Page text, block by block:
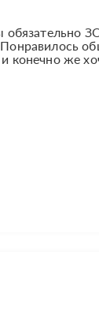
обязательно
конечно же